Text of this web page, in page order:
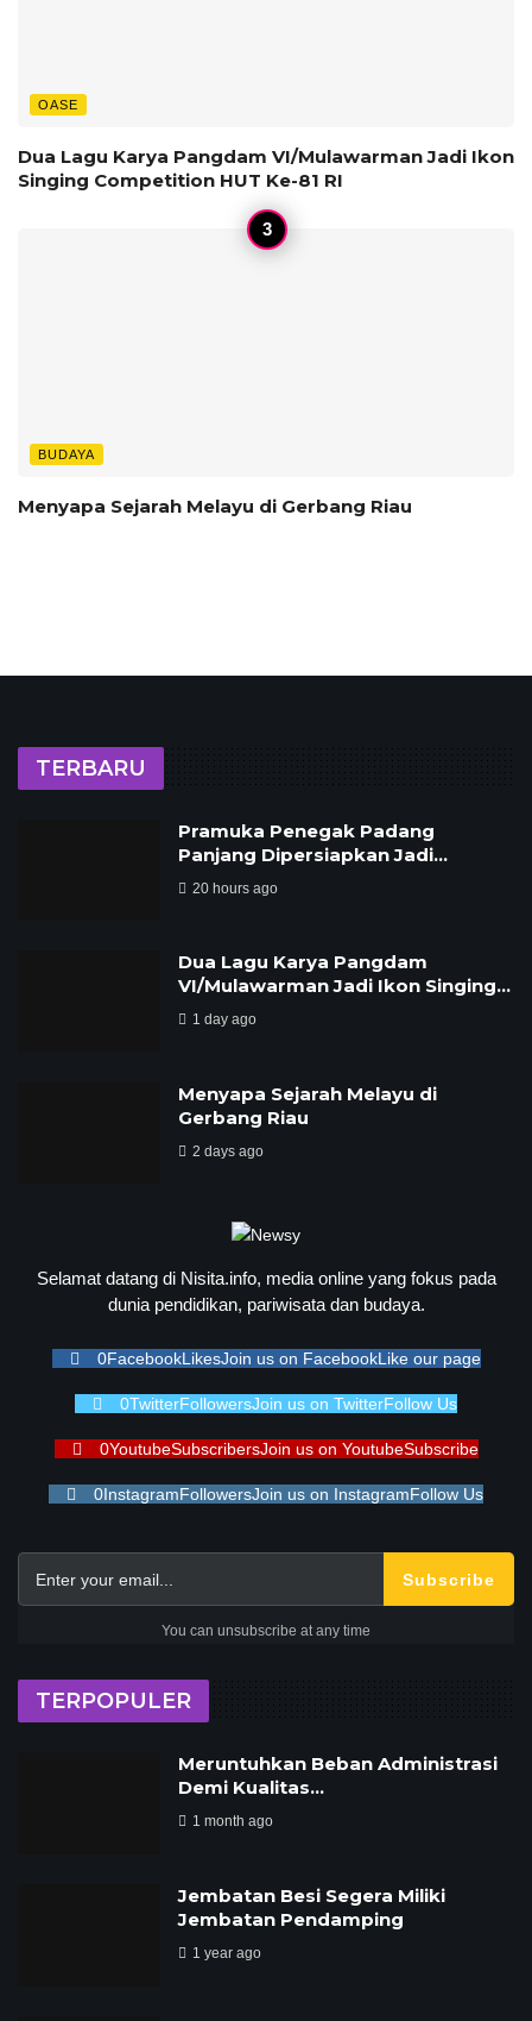
OASE
Dua Lagu Karya Pangdam VI/Mulawarman Jadi Ikon
Singing Competition HUT Ke-81 RI
BUDAYA
Menyapa Sejarah Melayu di Gerbang Riau
TERBARU
Pramuka Penegak Padang
Panjang Dipersiapkan Jadi…
20 hours ago
Dua Lagu Karya Pangdam
VI/Mulawarman Jadi Ikon Singing…
1 day ago
Menyapa Sejarah Melayu di
Gerbang Riau
2 days ago
Selamat datang di Nisita.info, media online yang fokus pada
dunia pendidikan, pariwisata dan budaya.
0FacebookLikesJoin us on FacebookLike our page
0TwitterFollowersJoin us on TwitterFollow Us
0YoutubeSubscribersJoin us on YoutubeSubscribe
0InstagramFollowersJoin us on InstagramFollow Us
Subscribe
You can unsubscribe at any time
TERPOPULER
Meruntuhkan Beban Administrasi
Demi Kualitas…
1 month ago
Jembatan Besi Segera Miliki
Jembatan Pendamping
1 year ago